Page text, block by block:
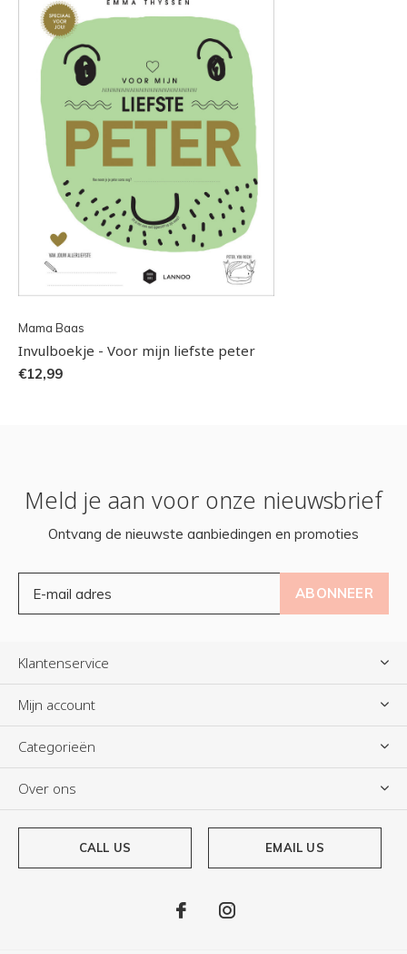
Mama Baas
Invulboekje - Voor mijn liefste peter
€12,99
Meld je aan voor onze nieuwsbrief
Ontvang de nieuwste aanbiedingen en promoties
ABONNEER
Klantenservice
Mijn account
Categorieën
Over ons
CALL US EMAIL US